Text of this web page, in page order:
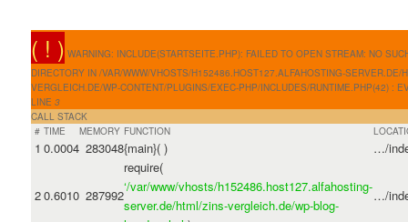
( ! ) WARNING: INCLUDE(STARTSEITE.PHP): FAILED TO OPEN STREAM: NO
DIRECTORY IN /VAR/WWW/VHOSTS/H152486.HOST127.ALFAHOSTING-SERVER.DE/
VERGLEICH.DE/WP-CONTENT/PLUGINS/EXEC-PHP/INCLUDES/RUNTIME.PHP(42) :
LINE3
CALL STACK
# TIME MEMORY FUNCTION
1 0.0004 283048{main}( ) …/
20.6010 287992
require(
‘/var/www/vhosts/h152486.host127.alfahosting-
server.de/html/zins-vergleich.de/wp-blog-
…/